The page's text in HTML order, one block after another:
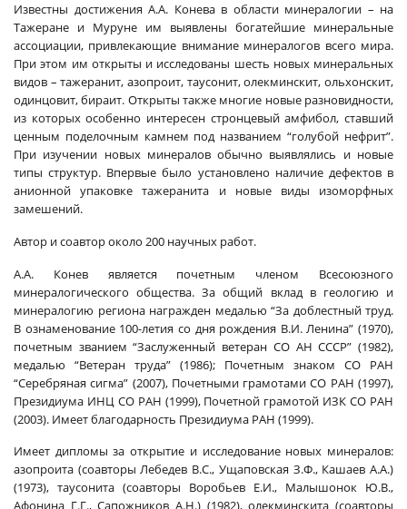
Известны достижения А.А. Конева в области минералогии – на
Тажеране и Муруне им выявлены богатейшие минеральные
ассоциации, привлекающие внимание минералогов всего мира.
При этом им открыты и исследованы шесть новых минеральных
видов – тажеранит, азопроит, таусонит, олекминскит, ольхонскит,
одинцовит, бираит. Открыты также многие новые разновидности,
из которых особенно интересен стронцевый амфибол, ставший
ценным поделочным камнем под названием “голубой нефрит”.
При изучении новых минералов обычно выявлялись и новые
типы структур. Впервые было установлено наличие дефектов в
анионной упаковке тажеранита и новые виды изоморфных
замешений.
Автор и соавтор около 200 научных работ.
А.А. Конев является почетным членом Всесоюзного
минералогического общества. За общий вклад в геологию и
минералогию региона награжден медалью “За доблестный труд.
В ознаменование 100-летия со дня рождения В.И. Ленина” (1970),
почетным званием “Заслуженный ветеран СО АН СССР” (1982),
медалью “Ветеран труда” (1986); Почетным знаком СО РАН
“Серебряная сигма” (2007), Почетными грамотами СО РАН (1997),
Президиума ИНЦ СО РАН (1999), Почетной грамотой ИЗК СО РАН
(2003). Имеет благодарность Президиума РАН (1999).
Имеет дипломы за открытие и исследование новых минералов:
азопроита (соавторы Лебедев В.С., Ущаповская З.Ф., Кашаев А.А.)
(1973), таусонита (соавторы Воробьев Е.И., Малышонок Ю.В.,
Афонина Г.Г., Сапожников А.Н.) (1982), олекминскита (соавторы